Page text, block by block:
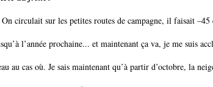
circulait sur les petites routes de campagne, il faisait
l’année prochaine... et maintenant ça va, je me suis
cas où. Je sais maintenant qu’à partir d’octobre, la